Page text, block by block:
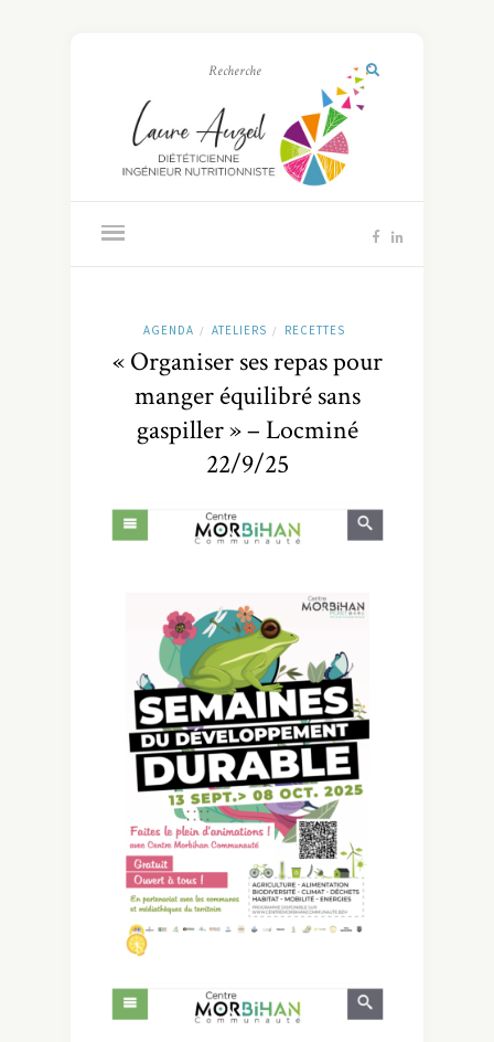
AGENDA / ATELIERS / RECETTES
« Organiser ses repas pour
manger équilibré sans
gaspiller » – Locminé
22/9/25